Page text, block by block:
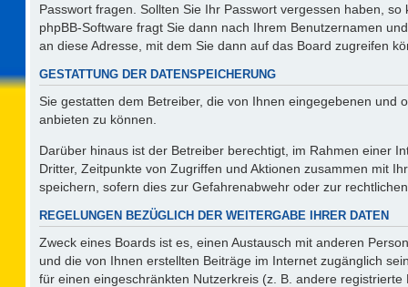
Passwort fragen. Sollten Sie Ihr Passwort vergessen haben,
phpBB-Software fragt Sie dann nach Ihrem Benutzernamen
an diese Adresse, mit dem Sie dann auf das Board zugreifen
GESTATTUNG DER DATENSPEICHERUNG
Sie gestatten dem Betreiber, die von Ihnen eingegebenen
anbieten zu können.
Darüber hinaus ist der Betreiber berechtigt, im Rahmen einer
Dritter, Zeitpunkte von Zugriffen und Aktionen zusammen mit
speichern, sofern dies zur Gefahrenabwehr oder zur
REGELUNGEN BEZÜGLICH DER WEITERGABE IHRER DATEN
Zweck eines Boards ist es, einen Austausch mit anderen
und die von Ihnen erstellten Beiträge im Internet zugänglich
für einen eingeschränkten Nutzerkreis (z. B. andere